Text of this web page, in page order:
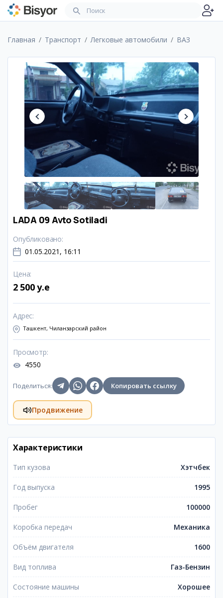
Главная Транспорт Легковые автомобили ВАЗ
LADA 09 Avto Sotiladi
Опубликовано:
01.05.2021, 16:11
Цена:
2 500 y.e
Адрес:
Ташкент, Чиланзарский район
Просмотр:
4550
Поделиться: Копировать ссылку
Продвижение
Характеристики
Тип кузова Хэтчбек
Год выпуска 1995
Пробег 100000
Коробка передач Механика
Объём двигателя 1600
Вид топлива Газ-Бензин
Состояние машины Хорошее